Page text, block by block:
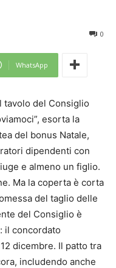
0
WhatsApp
tavolo del Consiglio
esorta la
del bonus Natale,
dipendenti con
e almeno un figlio.
Ma la coperta è corta
del taglio delle
del Consiglio è
il concordato
dicembre. Il patto tra
includendo anche